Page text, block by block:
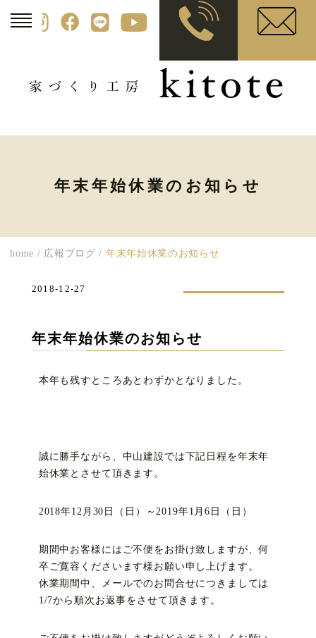
年末年始休業のお知らせ
home / 広報ブログ / 年末年始休業のお知らせ
年末年始休業のお知らせ
2018-12-27
本年も残すところあとわずかとなりました。
誠に勝手ながら、中山建設では下記日程を年末年
始休業とさせて頂きます。
2018年12月30日（日）～2019年1月6日（日）
期間中お客様にはご不便をお掛け致しますが、何
卒ご寛容くださいます様お願い申し上げます。
休業期間中、メールでのお問合せにつきましては
1/7から順次お返事をさせて頂きます。